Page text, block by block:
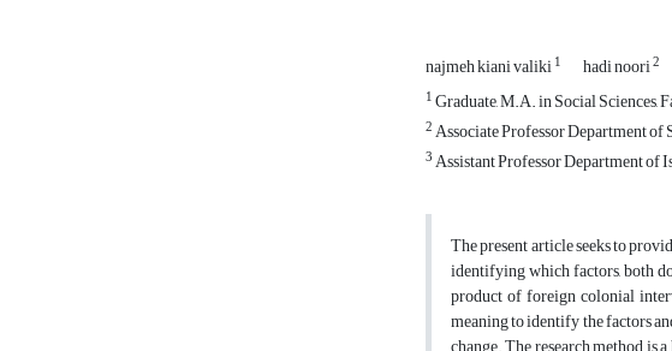
najmeh kiani valiki1 hadi noori2
1Graduate, M.A. in Social Sciences,
2Associate Professor Department
3Assistant Professor Department of
The present article seeks to
identifying which factors, both
product of foreign colonial
meaning to identify the factors